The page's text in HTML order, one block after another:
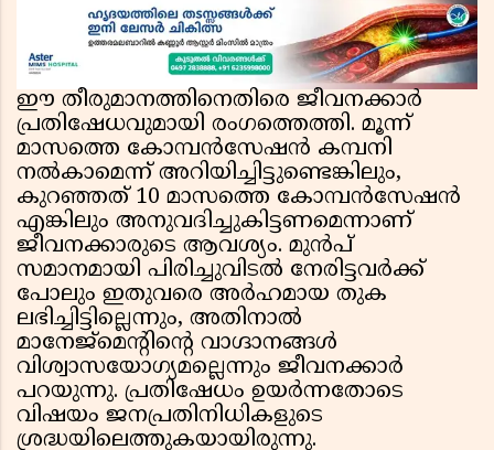
ഈ തീരുമാനത്തിനെതിരെ ജീവനക്കാർ
പ്രതിഷേധവുമായി രംഗത്തെത്തി. മൂന്ന്
മാസത്തെ കോമ്പൻസേഷൻ കമ്പനി
നൽകാമെന്ന് അറിയിച്ചിട്ടുണ്ടെങ്കിലും,
കുറഞ്ഞത് 10 മാസത്തെ കോമ്പൻസേഷൻ
എങ്കിലും അനുവദിച്ചുകിട്ടണമെന്നാണ്
ജീവനക്കാരുടെ ആവശ്യം. മുൻപ്
സമാനമായി പിരിച്ചുവിടൽ നേരിട്ടവർക്ക്
പോലും ഇതുവരെ അർഹമായ തുക
ലഭിച്ചിട്ടില്ലെന്നും, അതിനാൽ
മാനേജ്മെൻ്റിൻ്റെ വാഗ്ദാനങ്ങൾ
വിശ്വാസയോഗ്യമല്ലെന്നും ജീവനക്കാർ
പറയുന്നു. പ്രതിഷേധം ഉയർന്നതോടെ
വിഷയം ജനപ്രതിനിധികളുടെ
ശ്രദ്ധയിലെത്തുകയായിരുന്നു.